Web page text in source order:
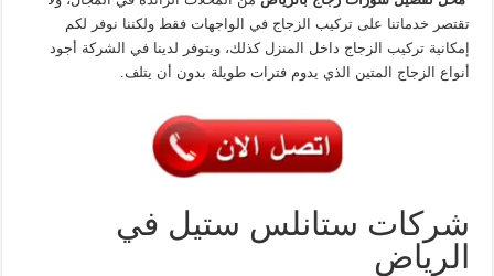
تقتصر خدماتنا على تركيب الزجاج في الواجهات فقط ولكننا نوفر لكم
إمكانية تركيب الزجاج داخل المنزل كذلك، ويتوفر لدينا في الشركة أجود
أنواع الزجاج المتين الذي يدوم فترات طويلة بدون أن يتلف.
شركات ستانلس ستيل في
الرياض